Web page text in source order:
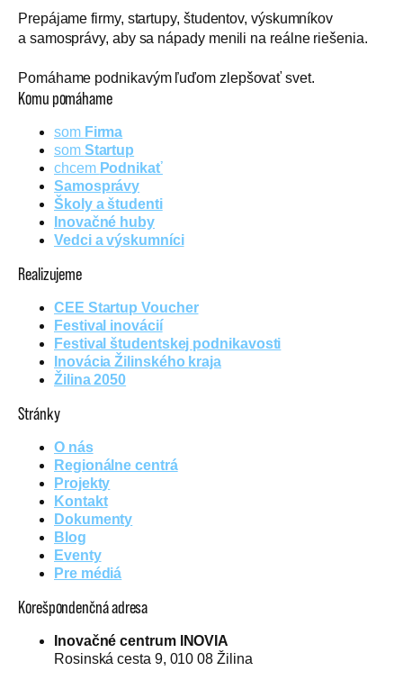
Prepájame firmy, startupy, študentov, výskumníkov
a samosprávy, aby sa nápady menili na reálne riešenia.
Pomáhame podnikavým ľuďom zlepšovať svet.
Komu pomáhame
som Firma
som Startup
chcem Podnikať
Samosprávy
Školy a študenti
Inovačné huby
Vedci a výskumníci
Realizujeme
CEE Startup Voucher
Festival inovácií
Festival študentskej podnikavosti
Inovácia Žilinského kraja
Žilina 2050
Stránky
O nás
Regionálne centrá
Projekty
Kontakt
Dokumenty
Blog
Eventy
Pre médiá
Korešpondenčná adresa
Inovačné centrum INOVIA
Rosinská cesta 9, 010 08 Žilina